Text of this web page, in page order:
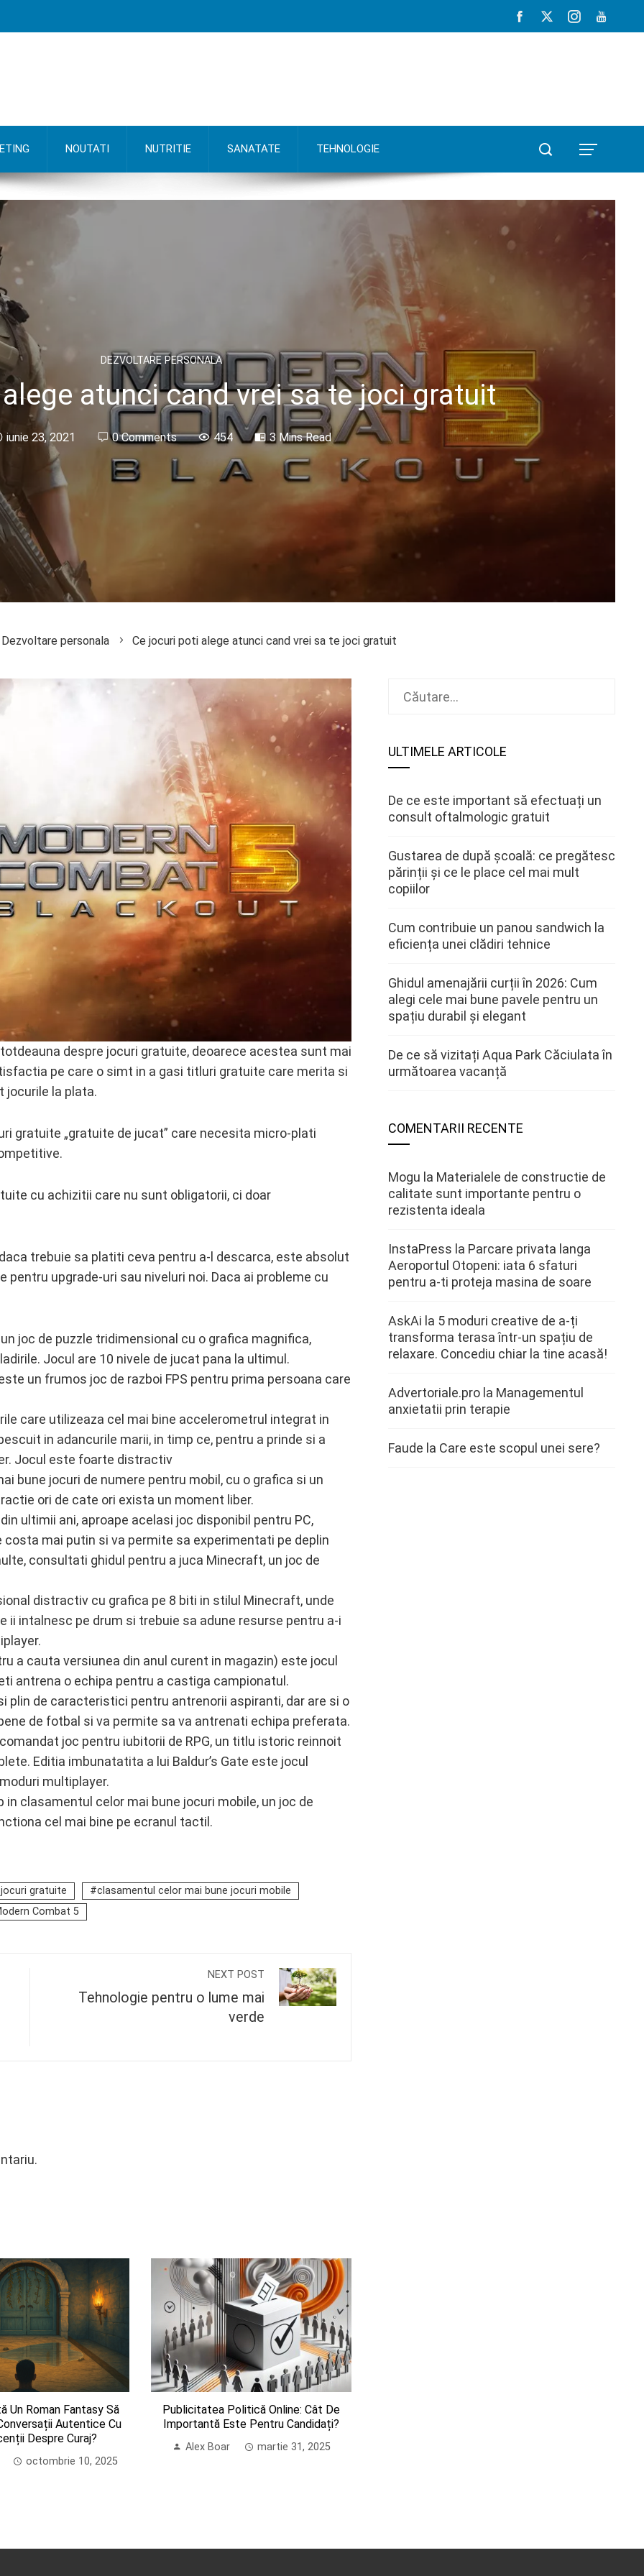
NOUTATI NUTRITIE SANATATE TEHNOLOGIE
DEZVOLTARE PERSONALA
atunci cand vrei sa te joci gratuit
iunie 23, 2021 0 Comments 454 3 Mins Read
Dezvoltare personala Ce jocuri poti alege atunci cand vrei sa te joci gratuit
despre jocuri gratuite, deoarece acestea sunt mai
pe care o simt in a gasi titluri gratuite care merita si
jocurile la plata.
gratuite „gratuite de jucat” care necesita micro-plati
cu achizitii care nu sunt obligatorii, ci doar
trebuie sa platiti ceva pentru a-l descarca, este absolut
upgrade-uri sau niveluri noi. Daca ai probleme cu
joc de puzzle tridimensional cu o grafica magnifica,
Jocul are 10 nivele de jucat pana la ultimul.
un frumos joc de razboi FPS pentru prima persoana care
care utilizeaza cel mai bine accelerometrul integrat in
in adancurile marii, in timp ce, pentru a prinde si a
Jocul este foarte distractiv
bune jocuri de numere pentru mobil, cu o grafica si un
ori de cate ori exista un moment liber.
ultimii ani, aproape acelasi joc disponibil pentru PC,
mai putin si va permite sa experimentati pe deplin
consultati ghidul pentru a juca Minecraft, un joc de
distractiv cu grafica pe 8 biti in stilul Minecraft, unde
intalnesc pe drum si trebuie sa adune resurse pentru a-i
a cauta versiunea din anul curent in magazin) este jocul
antrena o echipa pentru a castiga campionatul.
plin de caracteristici pentru antrenorii aspiranti, dar are si o
de fotbal si va permite sa va antrenati echipa preferata.
joc pentru iubitorii de RPG, un titlu istoric reinnoit
Editia imbunatatita a lui Baldur’s Gate este jocul
multiplayer.
clasamentul celor mai bune jocuri mobile, un joc de
cel mai bine pe ecranul tactil.
gratuite
clasamentul celor mai bune jocuri mobile
Combat 5
NEXT POST
Tehnologie pentru o lume mai
verde
Un Roman Fantasy Să
Autentice Cu
Despre Curaj?
octombrie 10, 2025
Publicitatea Politică Online: Cât De
Importantă Este Pentru Candidați?
Alex Boar martie 31, 2025
ULTIMELE ARTICOLE
De ce este important să efectuați un
consult oftalmologic gratuit
Gustarea de după școală: ce pregătesc
părinții și ce le place cel mai mult
copiilor
Cum contribuie un panou sandwich la
eficiența unei clădiri tehnice
Ghidul amenajării curții în 2026: Cum
alegi cele mai bune pavele pentru un
spațiu durabil și elegant
De ce să vizitați Aqua Park Căciulata în
următoarea vacanță
COMENTARII RECENTE
Mogu la Materialele de constructie de
calitate sunt importante pentru o
rezistenta ideala
InstaPress la Parcare privata langa
Aeroportul Otopeni: iata 6 sfaturi
pentru a-ti proteja masina de soare
AskAi la 5 moduri creative de a-ți
transforma terasa într-un spațiu de
relaxare. Concediu chiar la tine acasă!
Advertoriale.pro la Managementul
anxietatii prin terapie
Faude la Care este scopul unei sere?